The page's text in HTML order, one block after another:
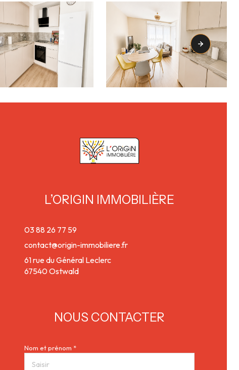
L’ORIGIN IMMOBILIÈRE
03 88 26 77 59
contact@origin-immobiliere.fr
61 rue du Général Leclerc
67540 Ostwald
NOUS CONTACTER
Nom et prénom *